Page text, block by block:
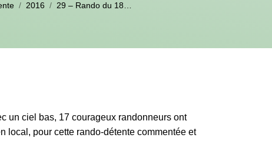
2016 29 – Rando du 18…
un ciel bas, 17 courageux randonneurs ont
local, pour cette rando-détente commentée et